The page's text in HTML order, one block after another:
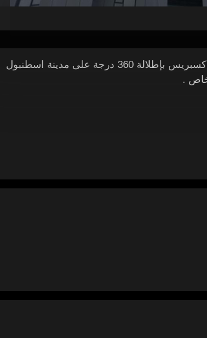
تم بناء برج من 27 طابقًا قبالة الطريق السريع باسن اكسبريس بإطلالة 360 درجة على مدينة اسطنبول